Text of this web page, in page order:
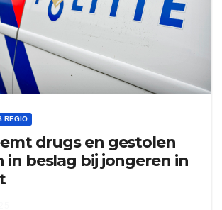
REGIO
drugs en gestolen
in beslag bij jongeren in